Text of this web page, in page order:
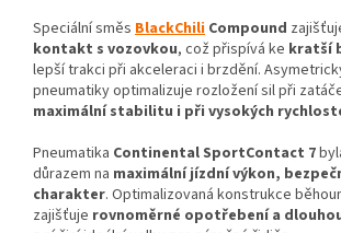
Speciální směs BlackChili Compound
kontakt s vozovkou, což přispívá ke kratší
lepší trakci při akceleraci i brzdění.
pneumatiky optimalizuje rozložení sil při
maximální stabilitu i při vysokých
Pneumatika Continental SportContact 7
důrazem na maximální jízdní výkon,
charakter. Optimalizovaná konstrukce
zajišťuje rovnoměrné opotřebení a